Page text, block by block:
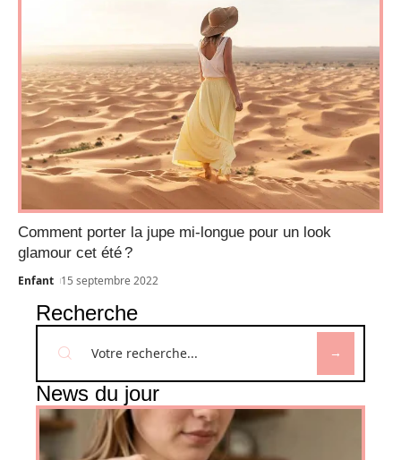
Comment porter la jupe mi-longue pour un look
glamour cet été ?
Enfant 15 septembre 2022
Recherche
News du jour